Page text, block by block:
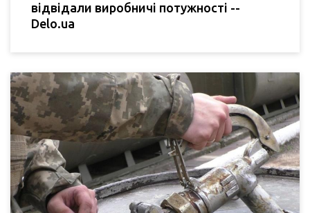
відвідали виробничі потужності --
Delo.ua